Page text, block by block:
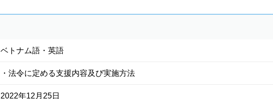
ベトナム語・英語
・法令に定める支援内容及び実施方法
2022年12月25日